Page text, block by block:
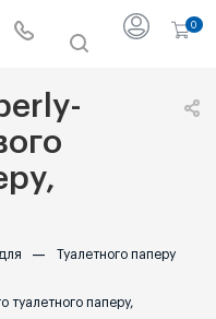
0
— Туалетного паперу
туалетного паперу,